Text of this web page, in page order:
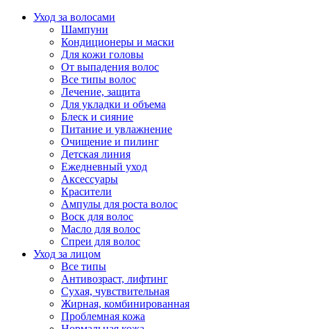
Уход за волосами
Шампуни
Кондиционеры и маски
Для кожи головы
От выпадения волос
Все типы волос
Лечение, защита
Для укладки и объема
Блеск и сияние
Питание и увлажнение
Очищение и пилинг
Детская линия
Ежедневный уход
Аксессуары
Красители
Ампулы для роста волос
Воск для волос
Масло для волос
Спреи для волос
Уход за лицом
Все типы
Антивозраст, лифтинг
Сухая, чувствительная
Жирная, комбинированная
Проблемная кожа